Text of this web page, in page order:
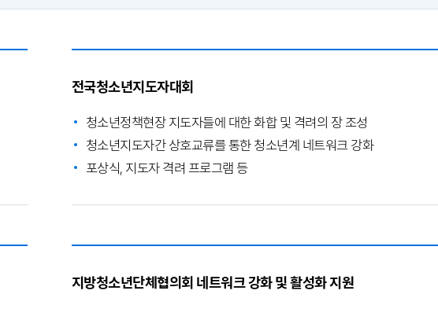
전국청소년지도자대회
청소년정책현장 지도자들에 대한 화합 및 격려의 장 조성
청소년지도자간 상호교류를 통한 청소년계 네트워크 강화
포상식, 지도자 격려 프로그램 등
지방청소년단체협의회 네트워크 강화 및 활성화 지원